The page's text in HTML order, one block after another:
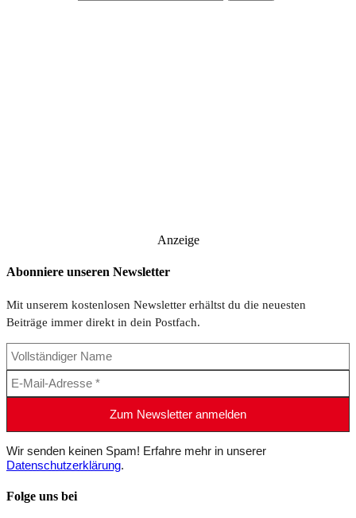
Anzeige
Abonniere unseren Newsletter
Mit unserem kostenlosen Newsletter erhältst du die neuesten
Beiträge immer direkt in dein Postfach.
Wir senden keinen Spam! Erfahre mehr in unserer
Datenschutzerklärung.
Folge uns bei